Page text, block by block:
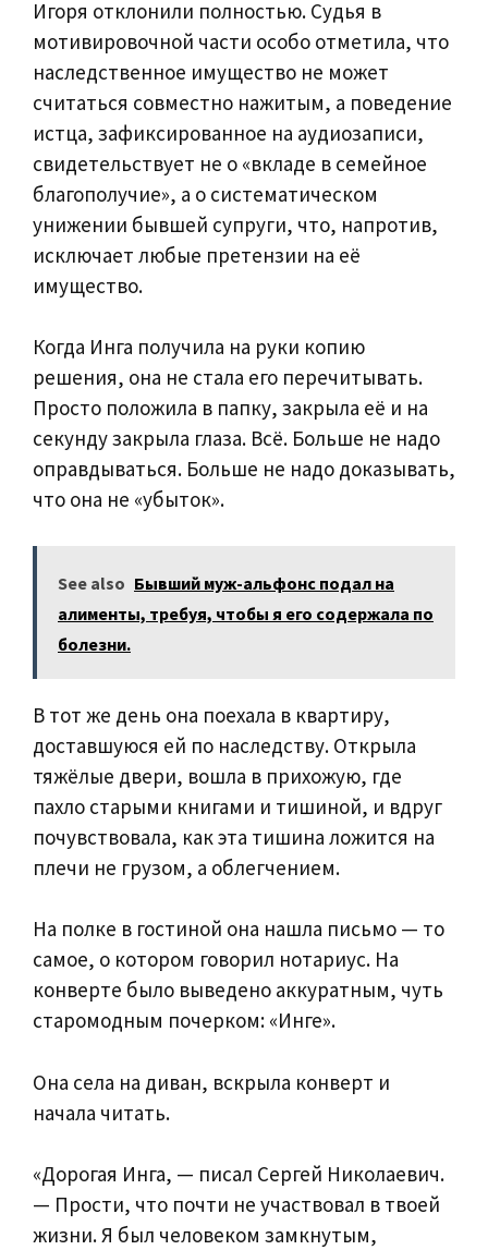
Игоря отклонили полностью. Судья в
мотивировочной части особо отметила, что
наследственное имущество не может
считаться совместно нажитым, а поведение
истца, зафиксированное на аудиозаписи,
свидетельствует не о «вкладе в семейное
благополучие», а о систематическом
унижении бывшей супруги, что, напротив,
исключает любые претензии на её
имущество.
Когда Инга получила на руки копию
решения, она не стала его перечитывать.
Просто положила в папку, закрыла её и на
секунду закрыла глаза. Всё. Больше не надо
оправдываться. Больше не надо доказывать,
что она не «убыток».
See also Бывший муж-альфонс подал на
алименты, требуя, чтобы я его содержала по
болезни.
В тот же день она поехала в квартиру,
доставшуюся ей по наследству. Открыла
тяжёлые двери, вошла в прихожую, где
пахло старыми книгами и тишиной, и вдруг
почувствовала, как эта тишина ложится на
плечи не грузом, а облегчением.
На полке в гостиной она нашла письмо — то
самое, о котором говорил нотариус. На
конверте было выведено аккуратным, чуть
старомодным почерком: «Инге».
Она села на диван, вскрыла конверт и
начала читать.
«Дорогая Инга, — писал Сергей Николаевич.
— Прости, что почти не участвовал в твоей
жизни. Я был человеком замкнутым,